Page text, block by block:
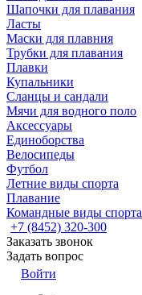
Шапочки для плавания
Ласты
Маски для плавния
Трубки для плавания
Плавки
Купальники
Сланцы и сандали
Мячи для водного поло
Аксессуары
Единоборства
Велосипеды
Футбол
Летние виды спорта
Плавание
Командные виды спорта
+7 (8452) 320-300
Заказать звонок
Задать вопрос
Войти